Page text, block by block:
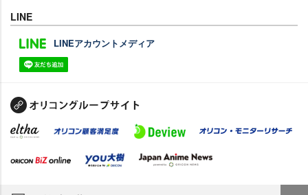
LINE
LINEアカウントメディア